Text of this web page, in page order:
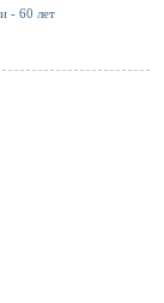
- 60 лет